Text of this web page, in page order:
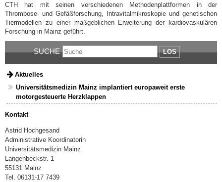
CTH hat mit seinen verschiedenen Methodenplattformen in der
Thrombose- und Gefäßforschung, Intravitalmikroskopie und genetischen
Tiermodellen zu einer maßgeblichen Erweiterung der kardiovaskulären
Forschung in Mainz geführt.
SUCHE LOS
Aktuelles
Universitätsmedizin Mainz implantiert europaweit erste
motorgesteuerte Herzklappen
Kontakt
Astrid Hochgesand
Administrative Koordinatorin
Universitätsmedizin Mainz
Langenbeckstr. 1
55131 Mainz
Tel. 06131-17 7439